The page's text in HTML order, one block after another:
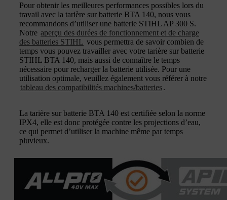
Pour obtenir les meilleures performances possibles lors du
travail avec la tarière sur batterie BTA 140, nous vous
recommandons d’utiliser une batterie STIHL AP 300 S.
Notre aperçu des durées de fonctionnement et de charge
des batteries STIHL vous permettra de savoir combien de
temps vous pouvez travailler avec votre tarière sur batterie
STIHL BTA 140, mais aussi de connaître le temps
nécessaire pour recharger la batterie utilisée. Pour une
utilisation optimale, veuillez également vous référer à notre
tableau des compatibilités machines/batteries.
La tarière sur batterie BTA 140 est certifiée selon la norme
IPX4, elle est donc protégée contre les projections d’eau,
ce qui permet d’utiliser la machine même par temps
pluvieux.